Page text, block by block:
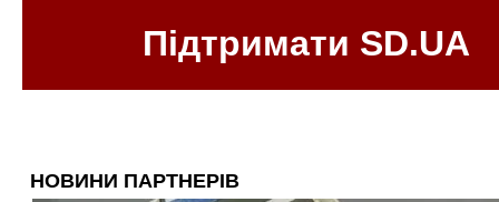
Підтримати SD.UA